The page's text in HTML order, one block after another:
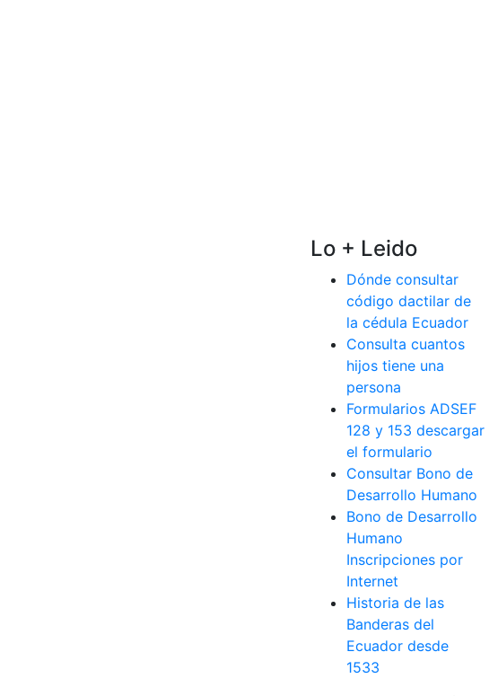
Lo + Leido
Dónde consultar
código dactilar de
la cédula Ecuador
Consulta cuantos
hijos tiene una
persona
Formularios ADSEF
128 y 153 descargar
el formulario
Consultar Bono de
Desarrollo Humano
Bono de Desarrollo
Humano
Inscripciones por
Internet
Historia de las
Banderas del
Ecuador desde
1533